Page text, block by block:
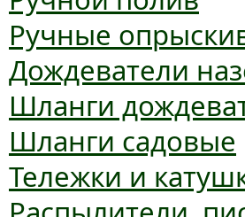
Ручные
Дождеватели
Шланги
Шланги садовые
Тележки и